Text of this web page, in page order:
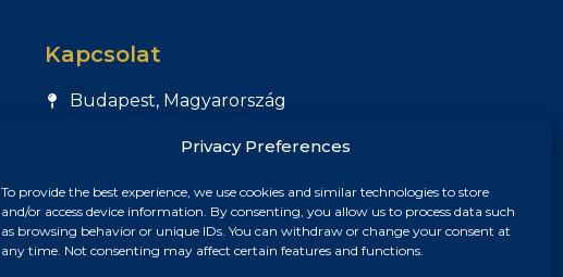
Privacy Preferences
To provide the best experience, we use cookies and similar technologies to store
and/or access device information. By consenting, you allow us to process data such
as browsing behavior or unique IDs. You can withdraw or change your consent at
any time. Not consenting may affect certain features and functions.
Kapcsolat
Budapest, Magyarország
chris@chrisnagyrealestate.com